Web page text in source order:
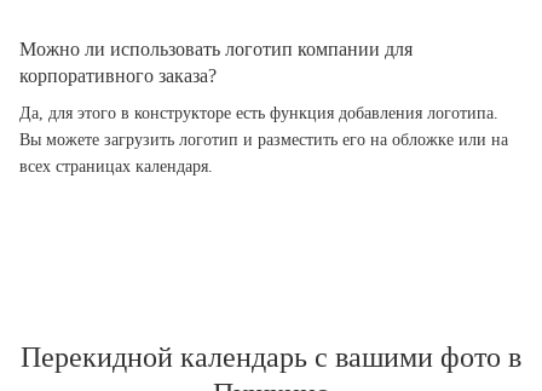
Можно ли использовать логотип компании для
корпоративного заказа?
Да, для этого в конструкторе есть функция добавления логотипа.
Вы можете загрузить логотип и разместить его на обложке или на
всех страницах календаря.
Перекидной календарь с вашими фото в